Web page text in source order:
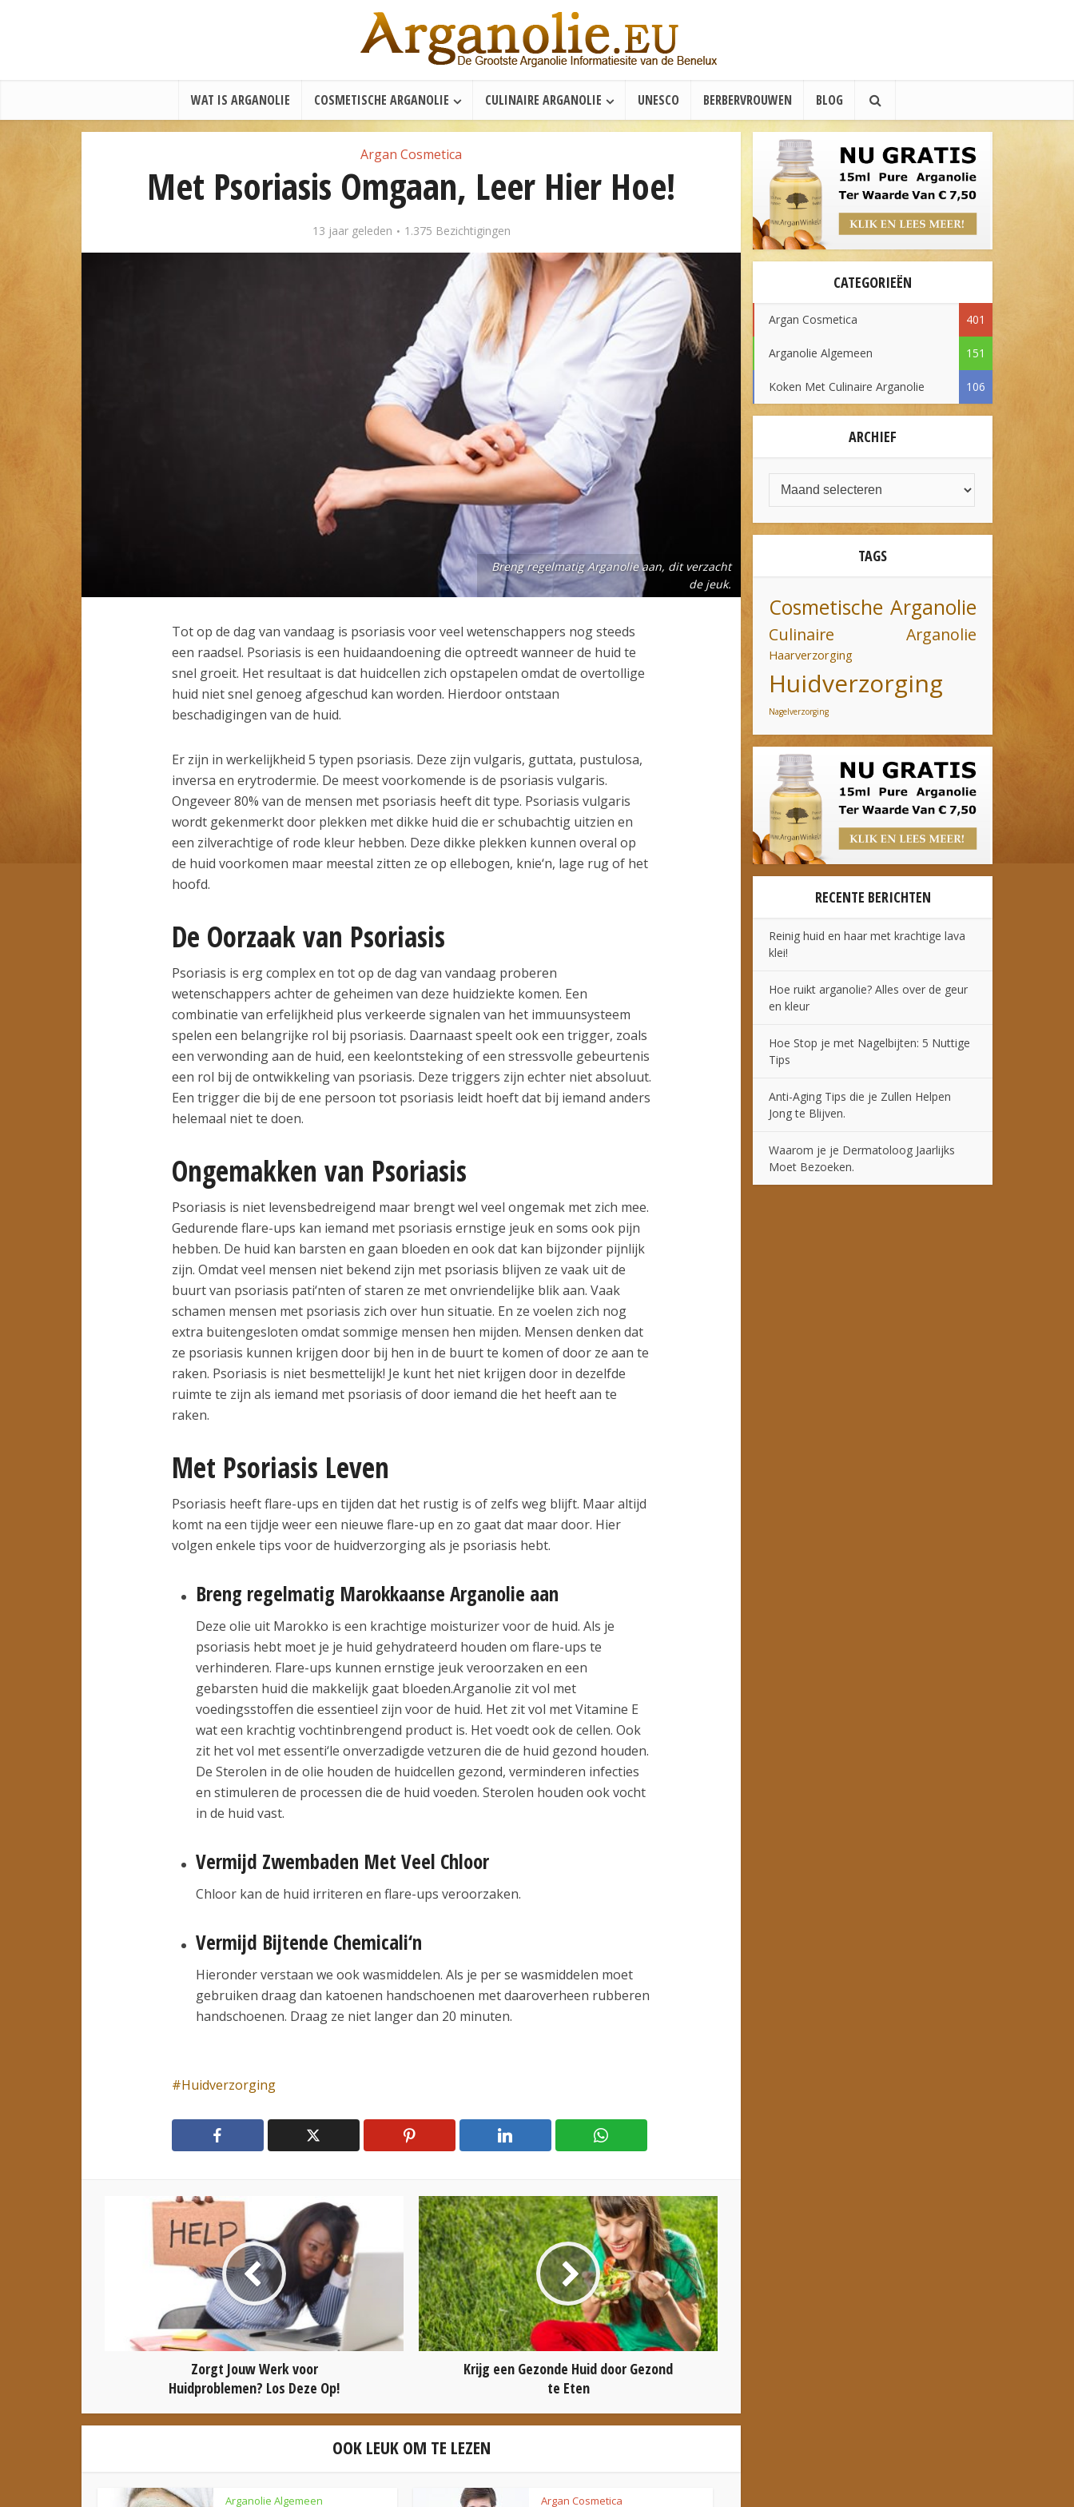
WAT IS ARGANOLIE COSMETISCHE ARGANOLIE CULINAIRE ARGANOLIE UNESCO BERBERVROUWEN BLOG
Argan Cosmetica
Met Psoriasis Omgaan, Leer Hier Hoe!
13 jaar geleden 1.375 Bezichtigingen
Breng regelmatig Arganolie aan, dit verzacht
de jeuk.
Tot op de dag van vandaag is psoriasis voor veel wetenschappers nog steeds
een raadsel. Psoriasis is een huidaandoening die optreedt wanneer de huid te
snel groeit. Het resultaat is dat huidcellen zich opstapelen omdat de overtollige
huid niet snel genoeg afgeschud kan worden. Hierdoor ontstaan
beschadigingen van de huid.
Er zijn in werkelijkheid 5 typen psoriasis. Deze zijn vulgaris, guttata, pustulosa,
inversa en erytrodermie. De meest voorkomende is de psoriasis vulgaris.
Ongeveer 80% van de mensen met psoriasis heeft dit type. Psoriasis vulgaris
wordt gekenmerkt door plekken met dikke huid die er schubachtig uitzien en
een zilverachtige of rode kleur hebben. Deze dikke plekken kunnen overal op
de huid voorkomen maar meestal zitten ze op ellebogen, knie‘n, lage rug of het
hoofd.
De Oorzaak van Psoriasis
Psoriasis is erg complex en tot op de dag van vandaag proberen
wetenschappers achter de geheimen van deze huidziekte komen. Een
combinatie van erfelijkheid plus verkeerde signalen van het immuunsysteem
spelen een belangrijke rol bij psoriasis. Daarnaast speelt ook een trigger, zoals
een verwonding aan de huid, een keelontsteking of een stressvolle gebeurtenis
een rol bij de ontwikkeling van psoriasis. Deze triggers zijn echter niet absoluut.
Een trigger die bij de ene persoon tot psoriasis leidt hoeft dat bij iemand anders
helemaal niet te doen.
Ongemakken van Psoriasis
Psoriasis is niet levensbedreigend maar brengt wel veel ongemak met zich mee.
Gedurende flare-ups kan iemand met psoriasis ernstige jeuk en soms ook pijn
hebben. De huid kan barsten en gaan bloeden en ook dat kan bijzonder pijnlijk
zijn. Omdat veel mensen niet bekend zijn met psoriasis blijven ze vaak uit de
buurt van psoriasis pati‘nten of staren ze met onvriendelijke blik aan. Vaak
schamen mensen met psoriasis zich over hun situatie. En ze voelen zich nog
extra buitengesloten omdat sommige mensen hen mijden. Mensen denken dat
ze psoriasis kunnen krijgen door bij hen in de buurt te komen of door ze aan te
raken. Psoriasis is niet besmettelijk! Je kunt het niet krijgen door in dezelfde
ruimte te zijn als iemand met psoriasis of door iemand die het heeft aan te
raken.
Met Psoriasis Leven
Psoriasis heeft flare-ups en tijden dat het rustig is of zelfs weg blijft. Maar altijd
komt na een tijdje weer een nieuwe flare-up en zo gaat dat maar door. Hier
volgen enkele tips voor de huidverzorging als je psoriasis hebt.
Breng regelmatig Marokkaanse Arganolie aan
Deze olie uit Marokko is een krachtige moisturizer voor de huid. Als je
psoriasis hebt moet je je huid gehydrateerd houden om flare-ups te
verhinderen. Flare-ups kunnen ernstige jeuk veroorzaken en een
gebarsten huid die makkelijk gaat bloeden.Arganolie zit vol met
voedingsstoffen die essentieel zijn voor de huid. Het zit vol met Vitamine E
wat een krachtig vochtinbrengend product is. Het voedt ook de cellen. Ook
zit het vol met essenti‘le onverzadigde vetzuren die de huid gezond houden.
De Sterolen in de olie houden de huidcellen gezond, verminderen infecties
en stimuleren de processen die de huid voeden. Sterolen houden ook vocht
in de huid vast.
Vermijd Zwembaden Met Veel Chloor
Chloor kan de huid irriteren en flare-ups veroorzaken.
Vermijd Bijtende Chemicali‘n
Hieronder verstaan we ook wasmiddelen. Als je per se wasmiddelen moet
gebruiken draag dan katoenen handschoenen met daaroverheen rubberen
handschoenen. Draag ze niet langer dan 20 minuten.
Huidverzorging
Zorgt Jouw Werk voor
Huidproblemen? Los Deze Op!
Krijg een Gezonde Huid door Gezond
te Eten
OOK LEUK OM TE LEZEN
Arganolie Algemeen Argan Cosmetica
CATEGORIEËN
Argan Cosmetica 401
Arganolie Algemeen 151
Koken Met Culinaire Arganolie 106
ARCHIEF
TAGS
Cosmetische Arganolie
Culinaire Arganolie
Haarverzorging
Huidverzorging
Nagelverzorging
RECENTE BERICHTEN
Reinig huid en haar met krachtige lava
klei!
Hoe ruikt arganolie? Alles over de geur
en kleur
Hoe Stop je met Nagelbijten: 5 Nuttige
Tips
Anti-Aging Tips die je Zullen Helpen
Jong te Blijven.
Waarom je je Dermatoloog Jaarlijks
Moet Bezoeken.